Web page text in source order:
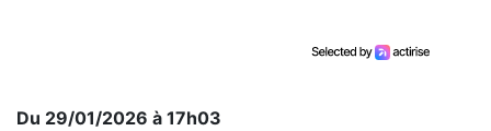
Du 29/01/2026 à 17h03